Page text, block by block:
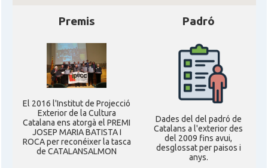
Premis
El 2016 l'Institut de Projecció
Exterior de la Cultura
Catalana ens atorgà el PREMI
JOSEP MARIA BATISTA I
ROCA per reconéixer la tasca
de CATALANSALMON
Padró
Dades del del padró de
Catalans a l'exterior des
del 2009 fins avui,
desglossat per paisos i
anys.